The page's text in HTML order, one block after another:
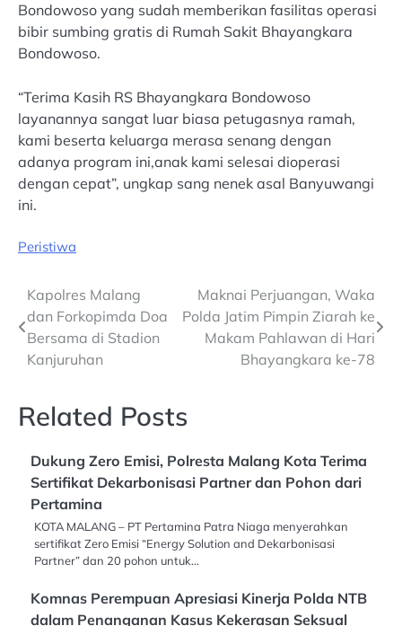
Bondowoso yang sudah memberikan fasilitas operasi
bibir sumbing gratis di Rumah Sakit Bhayangkara
Bondowoso.
“Terima Kasih RS Bhayangkara Bondowoso
layanannya sangat luar biasa petugasnya ramah,
kami beserta keluarga merasa senang dengan
adanya program ini,anak kami selesai dioperasi
dengan cepat”, ungkap sang nenek asal Banyuwangi
ini.
Peristiwa
Post
navigation
Kapolres Malang
dan Forkopimda Doa
Bersama di Stadion
Kanjuruhan
Maknai Perjuangan, Waka
Polda Jatim Pimpin Ziarah ke
Makam Pahlawan di Hari
Bhayangkara ke-78
Related Posts
Dukung Zero Emisi, Polresta Malang Kota Terima
Sertifikat Dekarbonisasi Partner dan Pohon dari
Pertamina
KOTA MALANG – PT Pertamina Patra Niaga menyerahkan
sertifikat Zero Emisi “Energy Solution and Dekarbonisasi
Partner” dan 20 pohon untuk…
Komnas Perempuan Apresiasi Kinerja Polda NTB
dalam Penanganan Kasus Kekerasan Seksual